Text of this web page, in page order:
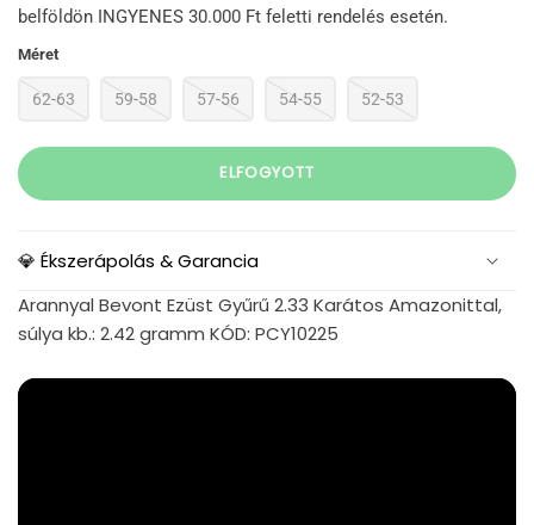
belföldön INGYENES 30.000 Ft feletti rendelés esetén.
Méret
62-63 59-58 57-56 54-55 52-53
ELFOGYOTT
💎 Ékszerápolás & Garancia
Arannyal Bevont Ezüst Gyűrű 2.33 Karátos Amazonittal,
súlya kb.: 2.42 gramm KÓD: PCY10225